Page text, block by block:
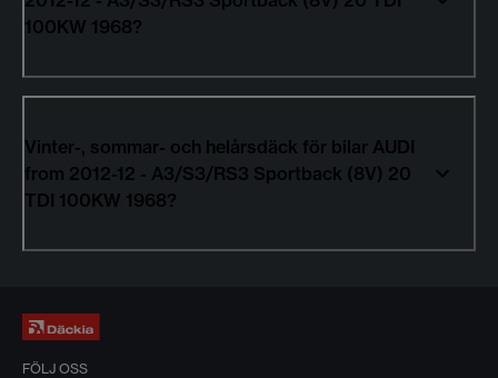
100KW 1968?
Vinter-, sommar- och helårsdäck för bilar AUDI
from 2012-12 - A3/S3/RS3 Sportback (8V) 20
TDI 100KW 1968?
FÖLJ OSS